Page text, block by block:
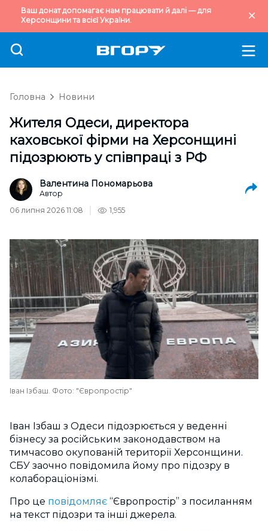
Ваш донат допомагає нам працювати й далі — для
Херсонщини та всієї України.
Головна Новини
Жителя Одеси, директора
каховської фірми на Херсонщині
підозрюють у співпраці з РФ
Валентина Пономарьова
Автор
06 липня 2026 11:08
1,955
Іван Ізбаш. Фото: "Європростір"
Іван Ізбаш з Одеси підозрюється у веденні
бізнесу за російським законодавством на
тимчасово окупованій території Херсонщини.
СБУ заочно повідомила йому про підозру в
колабораціонізмі.
Про це повідомляє “Європростір” з посиланням
на текст підозри та інші джерела.